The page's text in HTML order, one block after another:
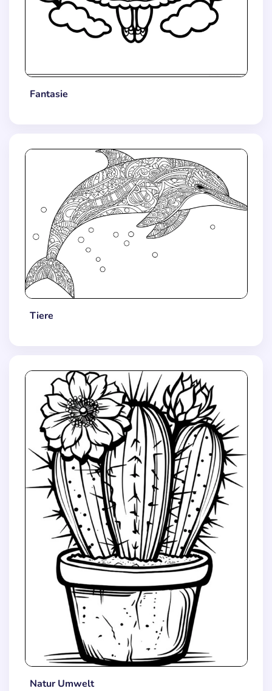
Fantasie
Tiere
Natur Umwelt